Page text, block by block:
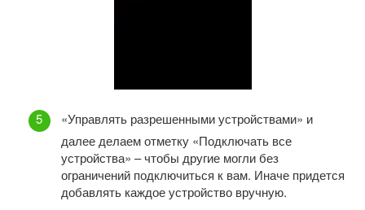
«Управлять разрешенными устройствами» и
далее делаем отметку «Подключать все
устройства» – чтобы другие могли без
ограничений подключиться к вам. Иначе придется
добавлять каждое устройство вручную.